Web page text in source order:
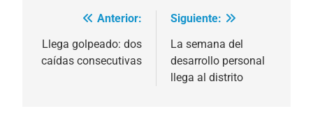
Navegación
de
Anterior:
Llega golpeado: dos
caídas consecutivas
Siguiente:
La semana del
desarrollo personal
llega al distrito